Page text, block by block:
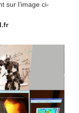
sur l’image ci-